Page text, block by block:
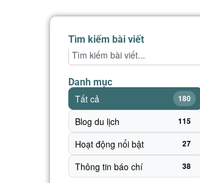
Tìm kiếm bài viết
Danh mục
Tất cả 180
Blog du lịch 115
Hoạt động nổi bật 27
Thông tin báo chí 38